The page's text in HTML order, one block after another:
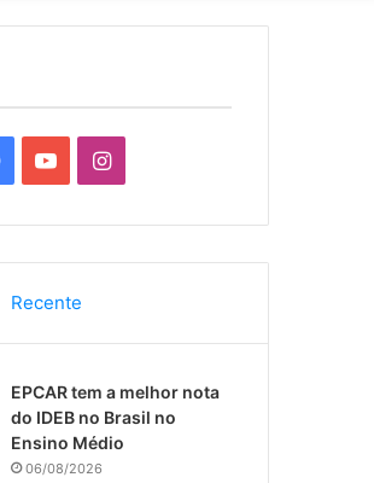
por
c
e
b
o
o
u
T
u
b
e
I
s
a
g
r
Recente
EPCAR tem a melhor nota
do IDEB no Brasil no
Ensino Médio
06/08/2026